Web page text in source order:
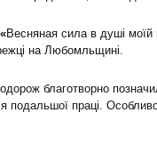
«Весняная сила в душі моїй
на Любомльщині.
благотворно
подальшої праці.